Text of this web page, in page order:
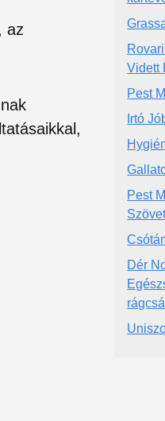
az
Vidett
Pest
Irtó
Pest
Dér